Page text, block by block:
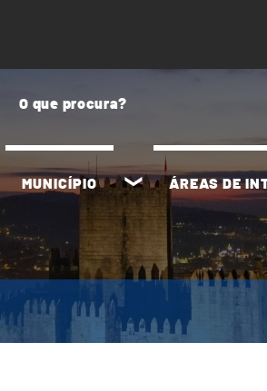
MUNICÍPIO ÁREAS DE